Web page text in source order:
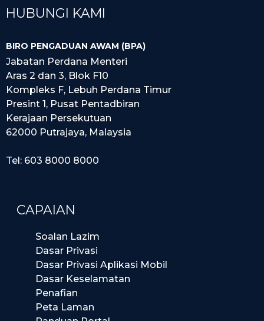
HUBUNGI KAMI
BIRO PENGADUAN AWAM (BPA)
Jabatan Perdana Menteri
Aras 2 dan 3, Blok F10
Kompleks F, Lebuh Perdana Timur
Presint 1, Pusat Pentadbiran
Kerajaan Persekutuan
62000 Putrajaya, Malaysia
Tel: 603 8000 8000
CAPAIAN
Soalan Lazim
Dasar Privasi
Dasar Privasi Aplikasi Mobil
Dasar Keselamatan
Penafian
Peta Laman